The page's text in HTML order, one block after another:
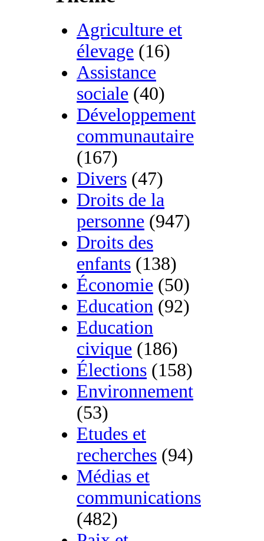
Agriculture et
élevage (16)
Assistance
sociale (40)
Développement
communautaire
(167)
Divers (47)
Droits de la
personne (947)
Droits des
enfants (138)
Économie (50)
Education (92)
Education
civique (186)
Élections (158)
Environnement
(53)
Etudes et
recherches (94)
Médias et
communications
(482)